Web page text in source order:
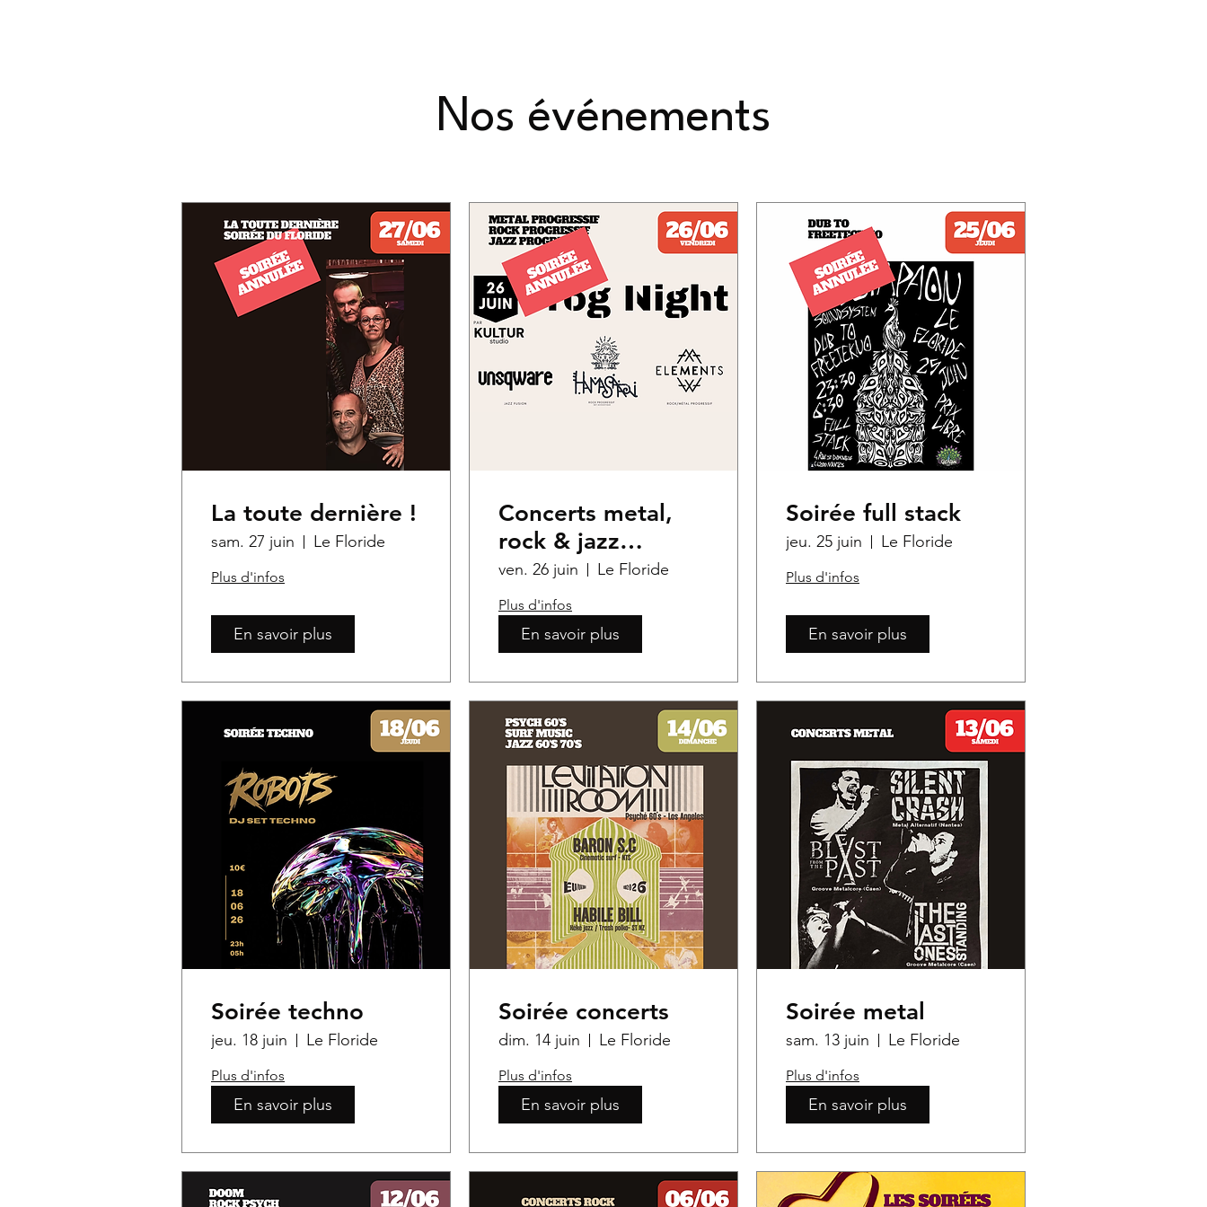
Nos événements
La toute dernière !
sam. 27 juin Le Floride
Plus d'infos
En savoir plus
Concerts metal,
rock & jazz
progressif
ven. 26 juin Le Floride
Plus d'infos
En savoir plus
Soirée full stack
jeu. 25 juin Le Floride
Plus d'infos
En savoir plus
Soirée techno
jeu. 18 juin Le Floride
Plus d'infos
En savoir plus
Soirée concerts
dim. 14 juin Le Floride
Plus d'infos
En savoir plus
Soirée metal
sam. 13 juin Le Floride
Plus d'infos
En savoir plus